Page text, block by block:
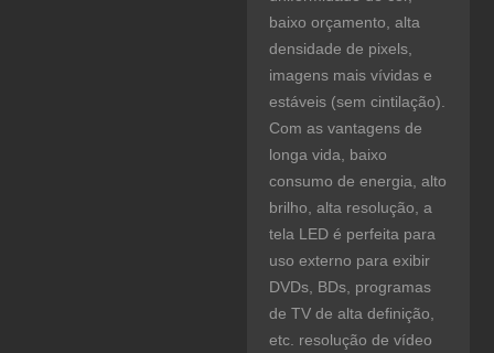
baixo orçamento, alta
densidade de pixels,
imagens mais vívidas e
estáveis ​​(sem cintilação).
Com as vantagens de
longa vida, baixo
consumo de energia, alto
brilho, alta resolução, a
tela LED é perfeita para
uso externo para exibir
DVDs, BDs, programas
de TV de alta definição,
etc. resolução de vídeo